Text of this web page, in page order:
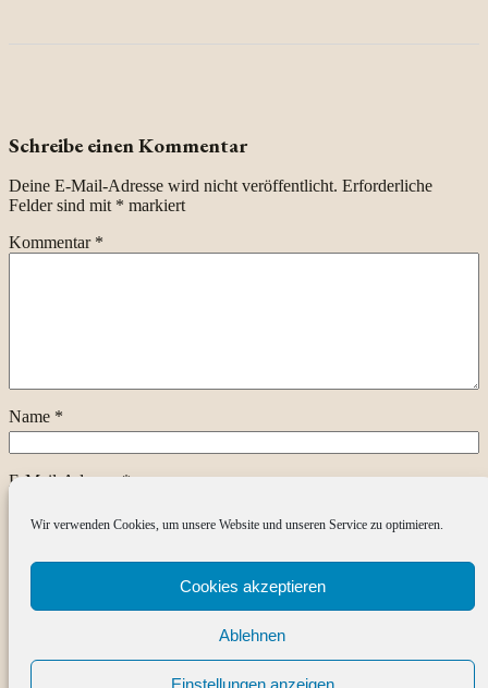
Wir verwenden Cookies, um unsere Website und unseren Service zu optimieren.
Cookies akzeptieren
Ablehnen
Einstellungen anzeigen
Schreibe einen Kommentar
Deine E-Mail-Adresse wird nicht veröffentlicht. Erforderliche
Felder sind mit * markiert
Kommentar *
Name *
E-Mail-Adresse*